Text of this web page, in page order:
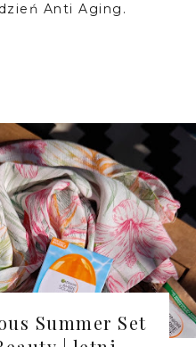
Anti Aging.
Summer Set